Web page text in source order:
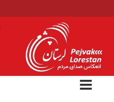
بالا
خانه
ارتباط